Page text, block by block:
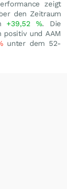
zeigt
den Zeitraum
+39,52 %. Die
positiv und AAM
unter dem 52-